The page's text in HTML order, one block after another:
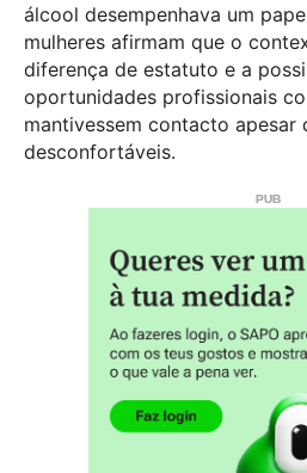
álcool desempenhava um
mulheres afirmam que o
diferença de estatuto e a
oportunidades profissionais
mantivessem contacto apesar
desconfortáveis.